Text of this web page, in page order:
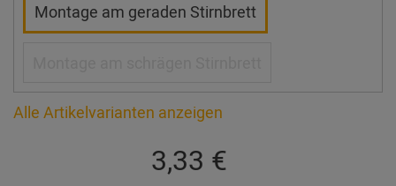
Montage am geraden Stirnbrett
Alle Artikelvarianten anzeigen
3,33 €